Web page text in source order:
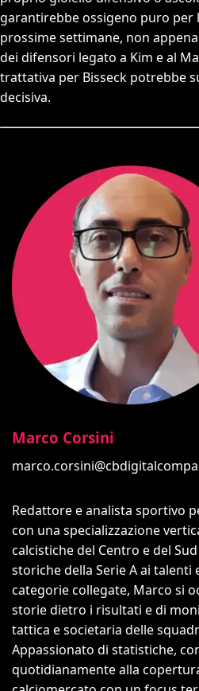
garantirebbe ossigeno puro per
prossime settimane, non
dei difensori legato a Kim e al
trattativa per Bisseck potrebbe
decisiva.
Marco Corsini
Redattore e analista sportivo
con una specializzazione
calcistiche del Centro e del
storiche della Serie A ai talenti
categorie collegate, Marco si
storie dietro i risultati e di
tattica e societaria delle
Appassionato di statistiche,
quotidianamente alla